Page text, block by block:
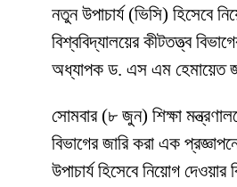
নতুন উপাচার্য (ভিসি) হিসেবে
বিশ্ববিদ্যালয়ের কীটতত্ত্ব
অধ্যাপক ড. এস এম হেমায়েত
সোমবার (৮ জুন) শিক্ষা
বিভাগের জারি করা এক
উপাচার্য হিসেবে নিয়োগ